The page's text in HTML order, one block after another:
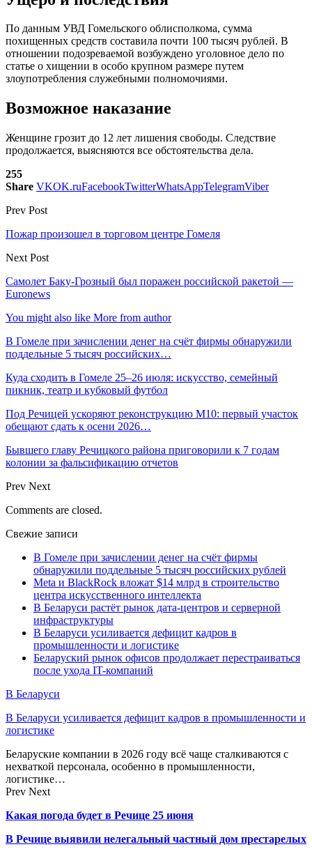
По данным УВД Гомельского облисполкома, сумма
похищенных средств составила почти 100 тысяч рублей. В
отношении подозреваемой возбуждено уголовное дело по
статье о хищении в особо крупном размере путем
злоупотребления служебными полномочиями.
Возможное наказание
Женщине грозит до 12 лет лишения свободы. Следствие
продолжается, выясняются все обстоятельства дела.
255
Share VKOK.ruFacebookTwitterWhatsAppTelegramViber
Prev Post
Пожар произошел в торговом центре Гомеля
Next Post
Самолет Баку-Грозный был поражен российской ракетой —
Euronews
You might also like More from author
В Гомеле при зачислении денег на счёт фирмы обнаружили
поддельные 5 тысяч российских…
Куда сходить в Гомеле 25–26 июля: искусство, семейный
пикник, театр и кубковый футбол
Под Речицей ускоряют реконструкцию М10: первый участок
обещают сдать к осени 2026…
Бывшего главу Речицкого района приговорили к 7 годам
колонии за фальсификацию отчетов
Prev Next
Comments are closed.
Свежие записи
В Гомеле при зачислении денег на счёт фирмы
обнаружили поддельные 5 тысяч российских рублей
Meta и BlackRock вложат $14 млрд в строительство
центра искусственного интеллекта
В Беларуси растёт рынок дата-центров и серверной
инфраструктуры
В Беларуси усиливается дефицит кадров в
промышленности и логистике
Беларуский рынок офисов продолжает перестраиваться
после ухода IT-компаний
В Беларуси
В Беларуси усиливается дефицит кадров в промышленности и
логистике
Беларуские компании в 2026 году всё чаще сталкиваются с
нехваткой персонала, особенно в промышленности,
логистике…
Prev Next
Какая погода будет в Речице 25 июня
В Речице выявили нелегальный частный дом престарелых